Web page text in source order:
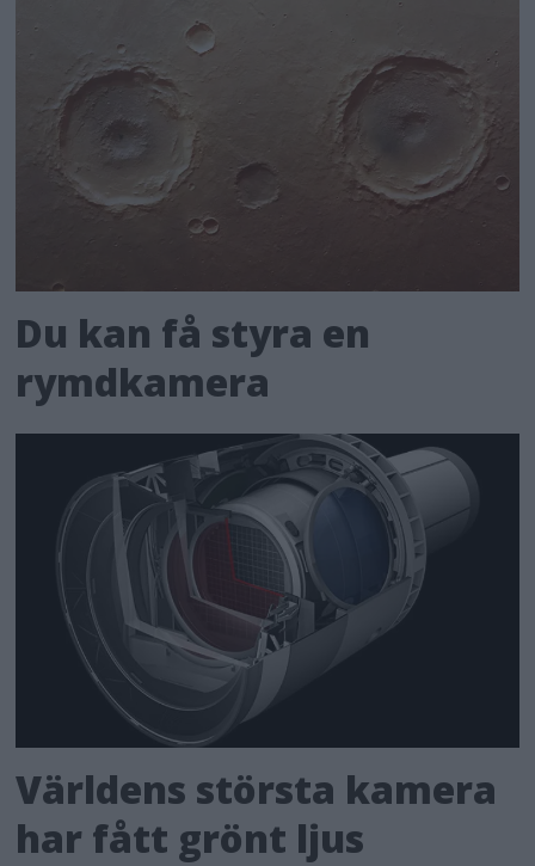
Du kan få styra en
rymdkamera
Världens största kamera
har fått grönt ljus